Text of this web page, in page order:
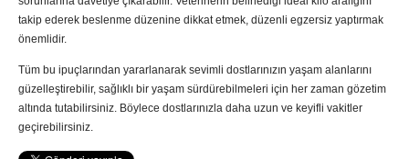
takip ederek beslenme düzenine dikkat etmek, düzenli egzersiz yaptırmak
önemlidir.
Tüm bu ipuçlarından yararlanarak sevimli dostlarınızın yaşam alanlarını
güzelleştirebilir, sağlıklı bir yaşam sürdürebilmeleri için her zaman gözetim
altında tutabilirsiniz. Böylece dostlarınızla daha uzun ve keyifli vakitler
geçirebilirsiniz.